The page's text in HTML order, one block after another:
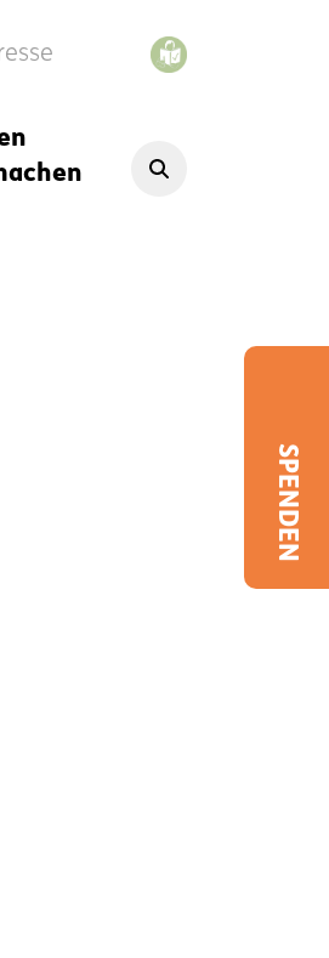
SPENDEN